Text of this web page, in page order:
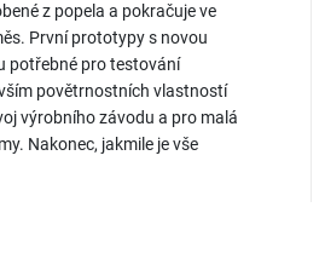
z popela a pokračuje ve
První prototypy s novou
potřebné pro testování
povětrnostních vlastností
výrobního závodu a pro malá
Nakonec, jakmile je vše